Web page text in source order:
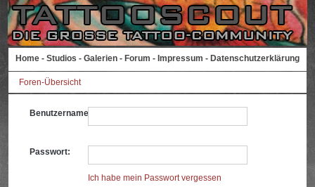
Home - Studios - Galerien - Forum - Impressum - Datenschutzerklärung
Foren-Übersicht
Benutzername:
Passwort:
Ich habe mein Passwort vergessen